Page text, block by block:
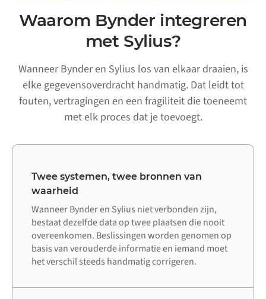
Waarom Bynder integreren
met Sylius?
Wanneer Bynder en Sylius los van elkaar draaien, is
elke gegevensoverdracht handmatig. Dat leidt tot
fouten, vertragingen en een fragiliteit die toeneemt
met elk proces dat je toevoegt.
Twee systemen, twee bronnen van
waarheid
Wanneer Bynder en Sylius niet verbonden zijn,
bestaat dezelfde data op twee plaatsen die nooit
overeenkomen. Beslissingen worden genomen op
basis van verouderde informatie en iemand moet
het verschil steeds handmatig corrigeren.